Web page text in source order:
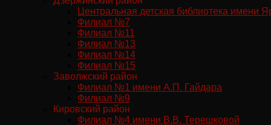
Центральная детская библиотека имени
Филиал №7
Филиал №11
Филиал №13
Филиал №14
Филиал №15
Заволжский район
Филиал №1 имени А.П. Гайдара
Филиал №9
Кировский район
Филиал №4 имени В.В. Терешковой